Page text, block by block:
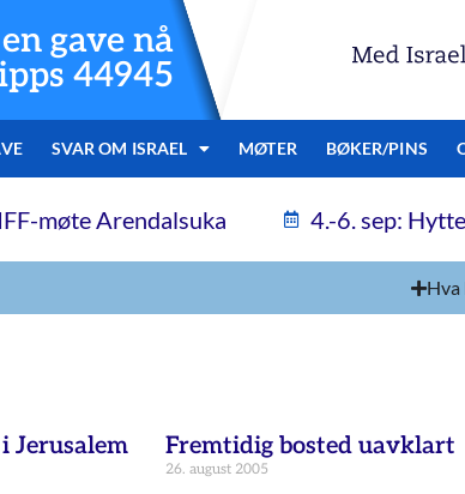
gave nå
44945
SVAR OM ISRAEL MØTER BØKER/PINS
møte Arendalsuka 4.-6. sep:
Hva
Jerusalem Fremtidig bosted uavklart
26. august 2005